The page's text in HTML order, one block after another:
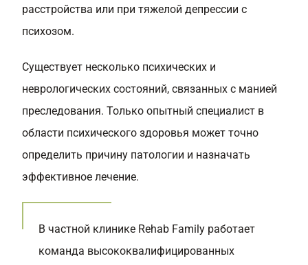
расстройства или при тяжелой депрессии с
психозом.
Существует несколько психических и
неврологических состояний, связанных с манией
преследования. Только опытный специалист в
области психического здоровья может точно
определить причину патологии и назначать
эффективное лечение.
В частной клинике Rehab Family работает
команда высококвалифицированных